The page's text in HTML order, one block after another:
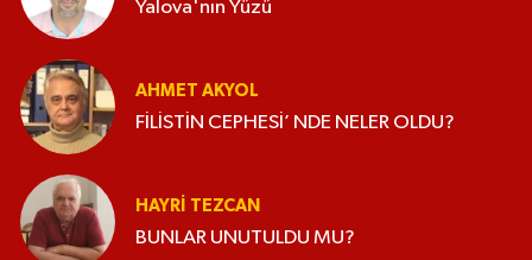
Yalova'nın Yüzü
AHMET AKYOL
FİLİSTİN CEPHESİ’ NDE NELER OLDU?
HAYRI TEZCAN
BUNLAR UNUTULDU MU?